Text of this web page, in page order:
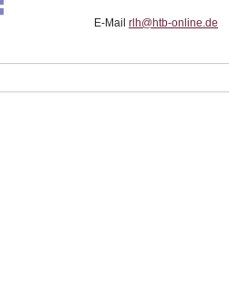
E-Mail rlh@htb-online.de